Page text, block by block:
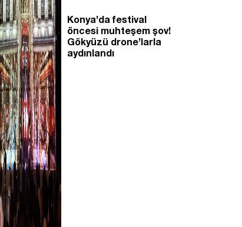
Konya’da festival
öncesi muhteşem şov!
Gökyüzü drone’larla
aydınlandı